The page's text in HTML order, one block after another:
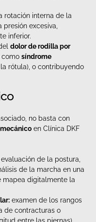
rotación interna de la
excesiva,
inferior.
dolor de rodilla por
comosíndrome
rótula), o contribuyendo
no basta con
en Clínica DKF
evaluación de la postura,
de la marcha en una
mapea digitalmente la
examen de los rangos
de contracturas o